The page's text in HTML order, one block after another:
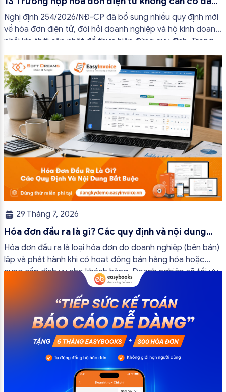
đủ nội dung từ 01/7/2026
Nghị định 254/2026/NĐ-CP đã bổ sung nhiều quy định mới
về hóa đơn điện tử, đòi hỏi doanh nghiệp và hộ kinh doanh
phải kịp thời cập nhật để thực hiện đúng quy định. Trong
bài viết này, hóa đơn điện tử EasyInvoice sẽ chia sẻ 13
trường hợp hóa đơn điện tử không cần […]
29 Tháng 7, 2026
Hóa đơn đầu ra là gì? Các quy định và nội dung
bắt buộc mới nhất
Hóa đơn đầu ra là loại hóa đơn do doanh nghiệp (bên bán)
lập và phát hành khi có hoạt động bán hàng hóa hoặc
cung cấp dịch vụ cho khách hàng. Doanh nghiệp sẽ tối ưu
quy trình vận hành và tránh được những án phạt hành
chính không đáng có nếu nắm rõ […]